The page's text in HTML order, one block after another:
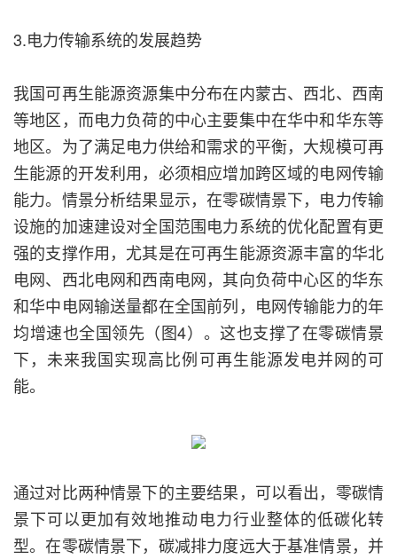
3.电力传输系统的发展趋势
我国可再生能源资源集中分布在内蒙古、西北、西南
等地区，而电力负荷的中心主要集中在华中和华东等
地区。为了满足电力供给和需求的平衡，大规模可再
生能源的开发利用，必须相应增加跨区域的电网传输
能力。情景分析结果显示，在零碳情景下，电力传输
设施的加速建设对全国范围电力系统的优化配置有更
强的支撑作用，尤其是在可再生能源资源丰富的华北
电网、西北电网和西南电网，其向负荷中心区的华东
和华中电网输送量都在全国前列，电网传输能力的年
均增速也全国领先（图4）。这也支撑了在零碳情景
下，未来我国实现高比例可再生能源发电并网的可
能。
通过对比两种情景下的主要结果，可以看出，零碳情
景下可以更加有效地推动电力行业整体的低碳化转
型。在零碳情景下，碳减排力度远大于基准情景，并